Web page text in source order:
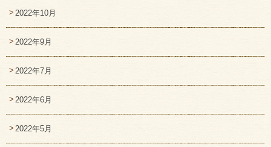
2022年10月
2022年9月
2022年7月
2022年6月
2022年5月